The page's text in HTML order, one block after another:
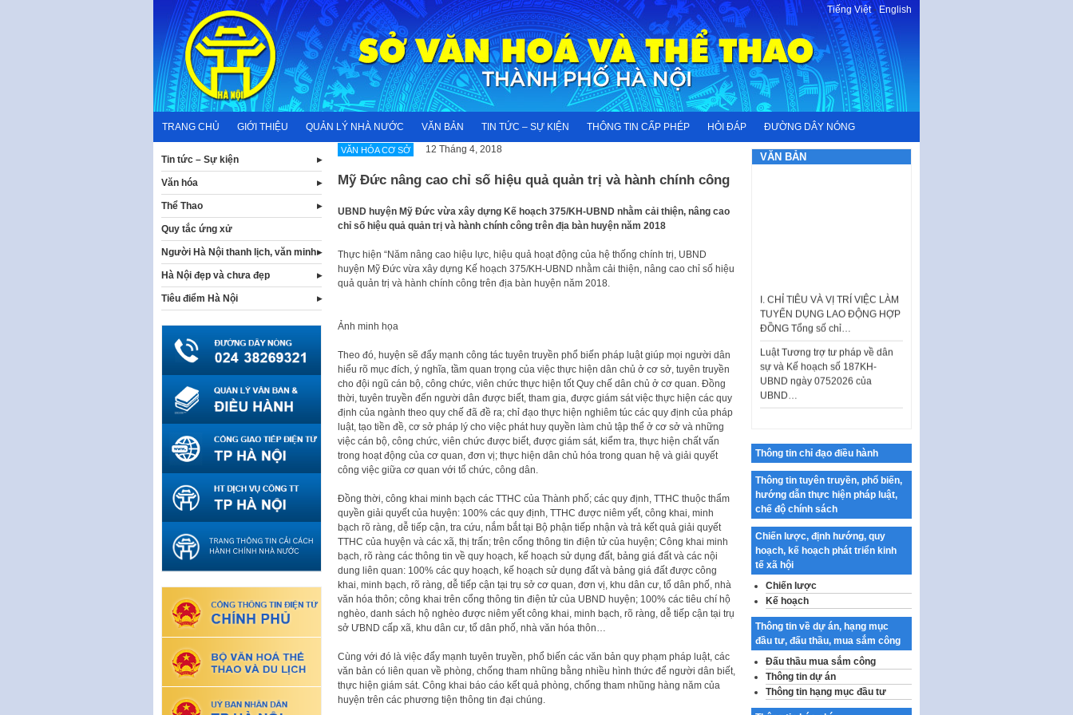
content
Tiếng Việt-English
TRANG CHỦ GIỚI THIỆU QUẢN LÝ NHÀ NƯỚC VĂN BẢN TIN TỨC – SỰ KIỆN THÔNG TIN CẤP PHÉP HỎI ĐÁP ĐƯỜNG DÂY NÓNG
VĂN HÓA CƠ SỞ 12 Tháng 4, 2018
Mỹ Đức nâng cao chỉ số hiệu quả quản trị và hành chính công
UBND huyện Mỹ Đức vừa xây dựng Kế hoạch 375/KH-UBND nhằm cải thiện, nâng cao
chỉ số hiệu quả quản trị và hành chính công trên địa bàn huyện năm 2018
Thực hiện “Năm nâng cao hiệu lực, hiệu quả hoạt động của hệ thống chính trị, UBND
huyện Mỹ Đức vừa xây dựng Kế hoạch 375/KH-UBND nhằm cải thiện, nâng cao chỉ số hiệu
quả quản trị và hành chính công trên địa bàn huyện năm 2018.
Ảnh minh họa
Theo đó, huyện sẽ đẩy mạnh công tác tuyên truyền phổ biến pháp luật giúp mọi người dân
hiểu rõ mục đích, ý nghĩa, tầm quan trọng của việc thực hiện dân chủ ở cơ sở, tuyên truyền
cho đội ngũ cán bộ, công chức, viên chức thực hiện tốt Quy chế dân chủ ở cơ quan. Đồng
thời, tuyên truyền đến người dân được biết, tham gia, được giám sát việc thực hiện các quy
định của ngành theo quy chế đã đề ra; chỉ đạo thực hiện nghiêm túc các quy định của pháp
luật, tạo tiền đề, cơ sở pháp lý cho việc phát huy quyền làm chủ tập thể ở cơ sở và những
việc cán bộ, công chức, viên chức được biết, được giám sát, kiểm tra, thực hiện chất vấn
trong hoạt động của cơ quan, đơn vị; thực hiện dân chủ hóa trong quan hệ và giải quyết
công việc giữa cơ quan với tổ chức, công dân.
Đồng thời, công khai minh bạch các TTHC của Thành phố; các quy định, TTHC thuộc thẩm
quyền giải quyết của huyện: 100% các quy định, TTHC được niêm yết, công khai, minh
bạch rõ ràng, dễ tiếp cận, tra cứu, nắm bắt tại Bộ phận tiếp nhận và trả kết quả giải quyết
TTHC của huyện và các xã, thị trấn; trên cổng thông tin điện tử của huyện; Công khai minh
bạch, rõ ràng các thông tin về quy hoạch, kế hoạch sử dụng đất, bảng giá đất và các nội
dung liên quan: 100% các quy hoạch, kế hoạch sử dụng đất và bảng giá đất được công
khai, minh bạch, rõ ràng, dễ tiếp cận tại trụ sở cơ quan, đơn vị, khu dân cư, tổ dân phố, nhà
văn hóa thôn; công khai trên cổng thông tin điện tử của UBND huyện; 100% các tiêu chí hộ
nghèo, danh sách hộ nghèo được niêm yết công khai, minh bạch, rõ ràng, dễ tiếp cận tại trụ
sở ƯBND cấp xã, khu dân cư, tổ dân phố, nhà văn hóa thôn…
Cùng với đó là việc đẩy mạnh tuyên truyền, phổ biến các văn bản quy phạm pháp luật, các
văn bản có liên quan về phòng, chống tham nhũng bằng nhiều hình thức để người dân biết,
thực hiện giám sát. Công khai báo cáo kết quả phòng, chống tham nhũng hàng năm của
huyện trên các phương tiện thông tin đại chúng.
Tin tức – Sự kiện
Văn hóa
Thể Thao
Quy tắc ứng xử
Người Hà Nội thanh lịch, văn minh
Hà Nội đẹp và chưa đẹp
Tiêu điểm Hà Nội
VĂN BẢN
TUYỂN DỤNG LAO ĐỘNG HỢP
ĐỒNG Tổng số chỉ…
sự và Kế hoạch số 187KH-
UBND ngày 0752026 của
UBND…
Kế hoạch Tổ chức Cuộc thi
chính luận về bảo vệ nền tảng tư
tưởng của Đảng…
Công bố công khai dự toán kinh
phí xây dựng pháp luật, hoàn
thiện thể chế, chính…
Quy định về nghiên cứu, ứng
dụng khoa học, công nghệ, đổi
mới sáng tạo và chuyển…
Quy định chi tiết và hướng dẫn
thi hành một số điều của Luật Lý
lịch tư…
Sửa đổi, bổ sung một số nội
dung tại Nghị quyết số 30/NQ-
CP ngày 24 tháng 02…
Thông tin chỉ đạo điều hành
Thông tin tuyên truyền, phổ biến,
hướng dẫn thực hiện pháp luật,
chế độ chính sách
Chiến lược, định hướng, quy
hoạch, kế hoạch phát triển kinh
tế xã hội
Chiến lược
Kế hoạch
Thông tin về dự án, hạng mục
đầu tư, đấu thầu, mua sắm công
Đấu thầu mua sắm công
Thông tin dự án
Thông tin hạng mục đầu tư